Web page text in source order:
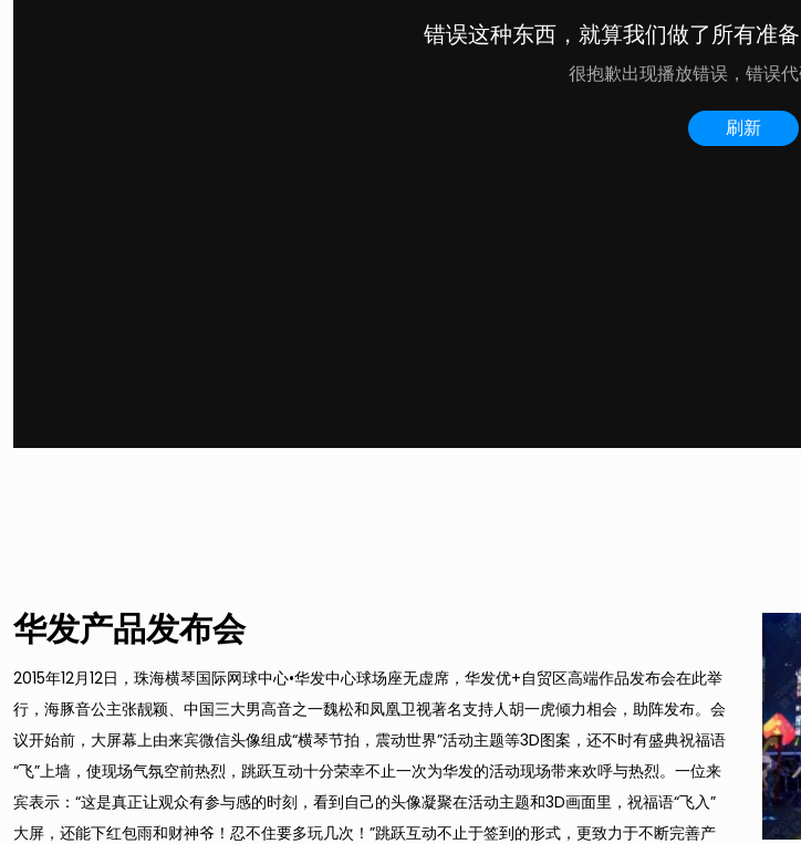
华发产品发布会
2015年12月12日，珠海横琴国际网球中心•华发中心球场座无虚席，华发优+自贸区高端作品发布会在此举
行，海豚音公主张靓颖、中国三大男高音之一魏松和凤凰卫视著名支持人胡一虎倾力相会，助阵发布。会
议开始前，大屏幕上由来宾微信头像组成“横琴节拍，震动世界”活动主题等3D图案，还不时有盛典祝福语
“飞”上墙，使现场气氛空前热烈，跳跃互动十分荣幸不止一次为华发的活动现场带来欢呼与热烈。一位来
宾表示：“这是真正让观众有参与感的时刻，看到自己的头像凝聚在活动主题和3D画面里，祝福语“飞入”
大屏，还能下红包雨和财神爷！忍不住要多玩几次！”跳跃互动不止于签到的形式，更致力于不断完善产